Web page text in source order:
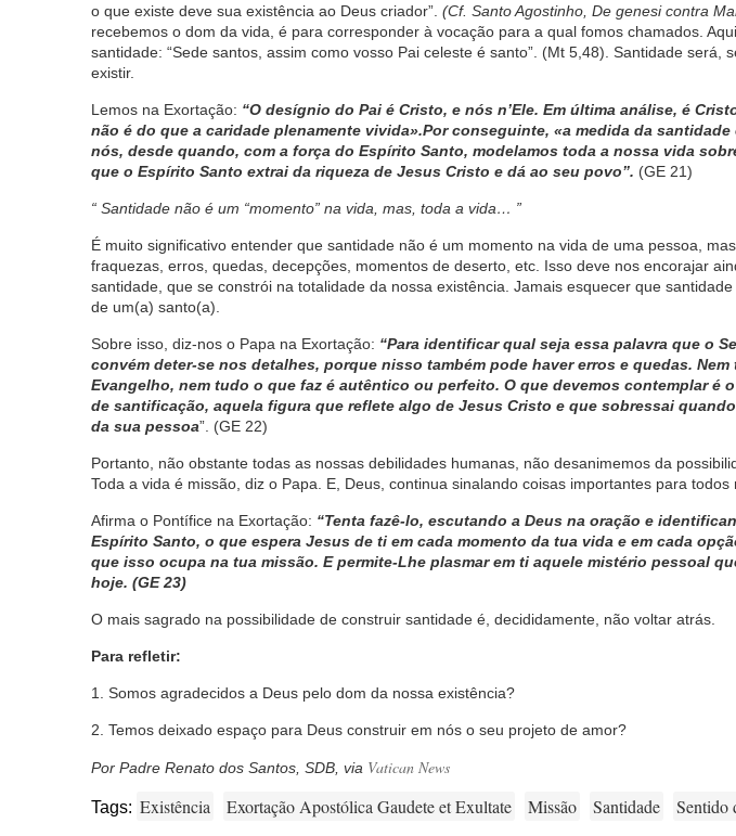
o que existe deve sua existência ao Deus criador”. (Cf. Santo Agostinho, De genesi contra
recebemos o dom da vida, é para corresponder à vocação para a qual fomos chamados.
santidade: “Sede santos, assim como vosso Pai celeste é santo”. (Mt 5,48). Santidade será,
existir.
Lemos na Exortação: “O desígnio do Pai é Cristo, e nós n’Ele. Em última análise, é
não é do que a caridade plenamente vivida».Por conseguinte, «a medida da
nós, desde quando, com a força do Espírito Santo, modelamos toda a nossa vida
que o Espírito Santo extrai da riqueza de Jesus Cristo e dá ao seu povo”. (GE 21)
“ Santidade não é um “momento” na vida, mas, toda a vida… ”
É muito significativo entender que santidade não é um momento na vida de uma pessoa,
fraquezas, erros, quedas, decepções, momentos de deserto, etc. Isso deve nos encorajar
santidade, que se constrói na totalidade da nossa existência. Jamais esquecer que
de um(a) santo(a).
Sobre isso, diz-nos o Papa na Exortação: “Para identificar qual seja essa palavra que o
convém deter-se nos detalhes, porque nisso também pode haver erros e quedas.
Evangelho, nem tudo o que faz é autêntico ou perfeito. O que devemos contemplar é
de santificação, aquela figura que reflete algo de Jesus Cristo e que sobressai
da sua pessoa”. (GE 22)
Portanto, não obstante todas as nossas debilidades humanas, não desanimemos da
Toda a vida é missão, diz o Papa. E, Deus, continua sinalando coisas importantes para
Afirma o Pontífice na Exortação: “Tenta fazê-lo, escutando a Deus na oração e
Espírito Santo, o que espera Jesus de ti em cada momento da tua vida e em cada
que isso ocupa na tua missão. E permite-Lhe plasmar em ti aquele mistério pessoal
hoje. (GE 23)
O mais sagrado na possibilidade de construir santidade é, decididamente, não voltar atrás.
Para refletir:
1. Somos agradecidos a Deus pelo dom da nossa existência?
2. Temos deixado espaço para Deus construir em nós o seu projeto de amor?
Por Padre Renato dos Santos, SDB, via Vatican News
Tags: Existência Exortação Apostólica Gaudete et Exultate Missão Santidade Sentido